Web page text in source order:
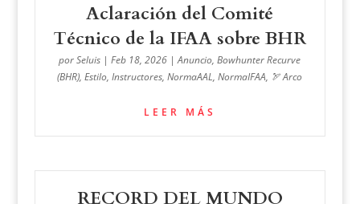
Aclaración del Comité
Técnico de la IFAA sobre BHR
porSeluis |Feb 18, 2026 |Anuncio,Bowhunter Recurve
(BHR),Estilo,Instructores,NormaAAL,NormaIFAA, 🏹 Arco
LEER MÁS
RECORD DEL MUNDO